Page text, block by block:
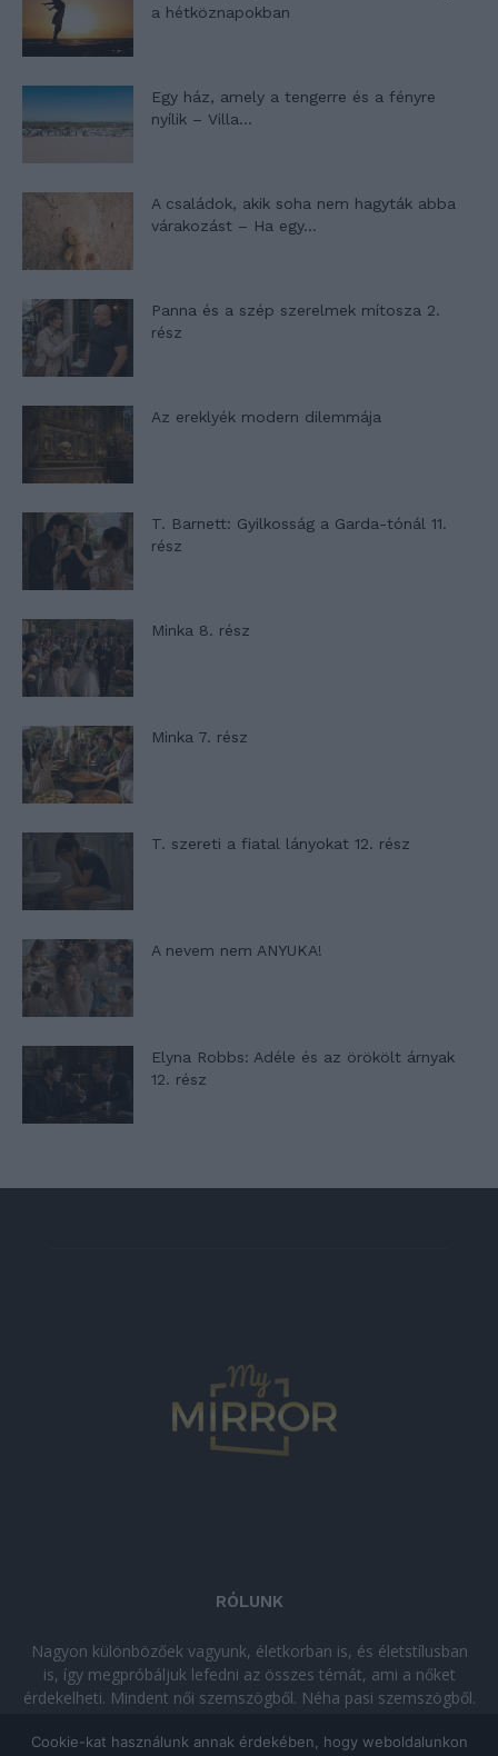
a hétköznapokban
Egy ház, amely a tengerre és a fényre
nyílik – Villa...
A családok, akik soha nem hagyták abba
várakozást – Ha egy...
Panna és a szép szerelmek mítosza 2.
rész
Az ereklyék modern dilemmája
T. Barnett: Gyilkosság a Garda-tónál 11.
rész
Minka 8. rész
Minka 7. rész
T. szereti a fiatal lányokat 12. rész
A nevem nem ANYUKA!
Elyna Robbs: Adéle és az örökölt árnyak
12. rész
RÓLUNK
Nagyon különbözőek vagyunk, életkorban is, és életstílusban
is, így megpróbáljuk lefedni az összes témát, ami a nőket
érdekelheti. Mindent női szemszögből. Néha pasi szemszögből.
kikapcsolódásra vágysz!
Cookie-kat használunk annak érdekében, hogy weboldalunkon